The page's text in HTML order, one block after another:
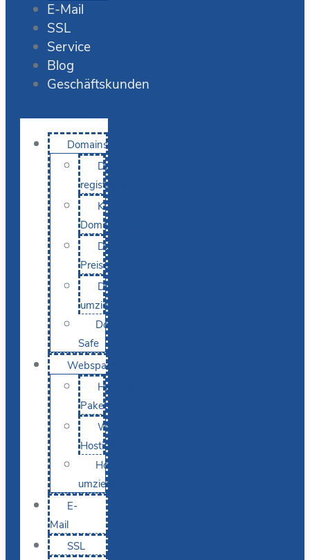
E-Mail
SSL
Service
Blog
Geschäftskunden
Domains
Domain
registrieren
KI-
Domainsuche
Domain-
Preise
Domain
umziehen
Domain-
Safe
Webspace
Hosting-
Pakete
WordPress
Hosting
Hosting
umziehen
E-
Mail
SSL